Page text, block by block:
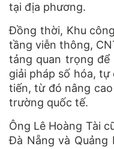
tại địa phương.
Đồng thời, Khu
tầng viễn thông,
tảng quan trọng để
giải pháp số hóa,
tiến, từ đó nâng
trường quốc tế.
Ông Lê Hoàng Tài
Đà Nẵng và Quảng